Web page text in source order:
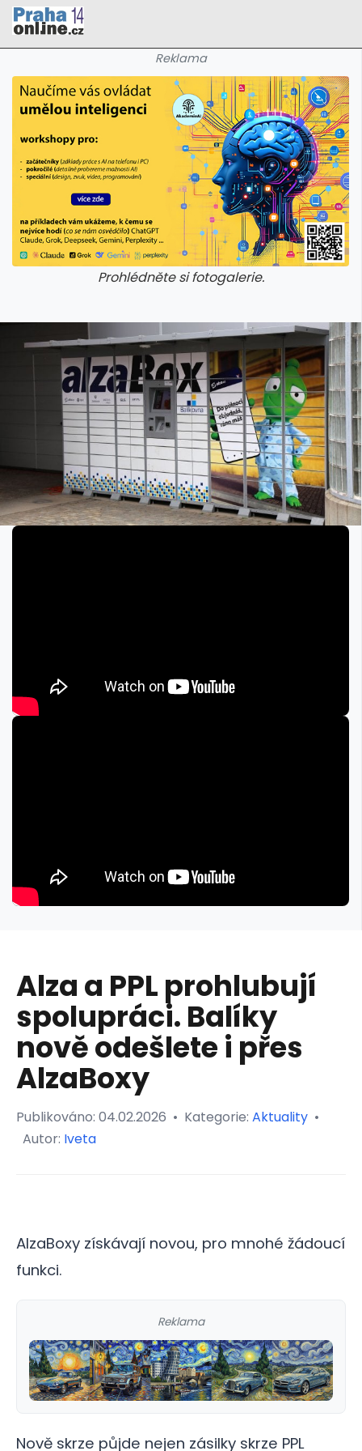
Reklama
Prohlédněte si fotogalerie.
Alza a PPL prohlubují
spolupráci. Balíky
nově odešlete i přes
AlzaBoxy
Publikováno: 04.02.2026 • Kategorie: Aktuality •
Autor: Iveta
AlzaBoxy získávají novou, pro mnohé žádoucí
funkci.
Reklama
Nově skrze půjde nejen zásilky skrze PPL